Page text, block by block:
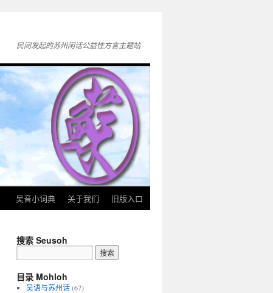
民间发起的苏州闲话公益性方言主题站
吴音小词典 关于我们 旧版入口
搜索 Seusoh
目录 Mohloh
吴语与苏州话(67)